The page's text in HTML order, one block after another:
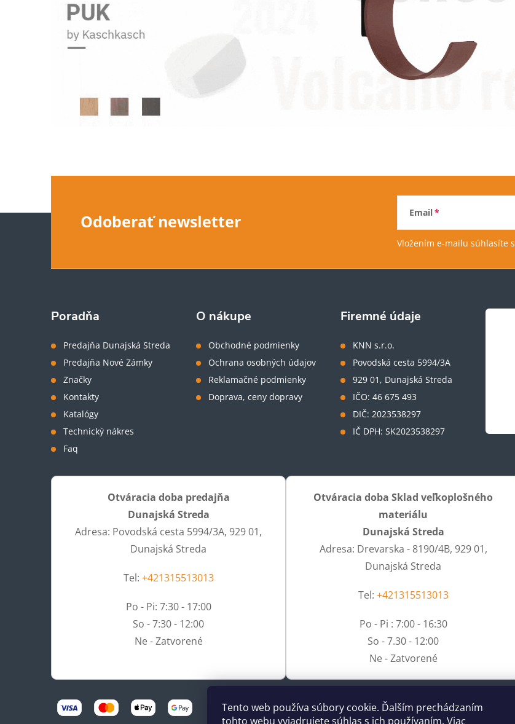
Tento web používa súbory cookie. Ďalším prechádzaním
tohto webu vyjadrujete súhlas s ich používaním. Viac
Odoberať newsletter Email
Vložením e-mailu súhlasíte s
Poradňa
Predajňa Dunajská Streda
Predajňa Nové Zámky
Značky
Kontakty
Katalógy
Technický nákres
Faq
O nákupe
Obchodné podmienky
Ochrana osobných údajov
Reklamačné podmienky
Doprava, ceny dopravy
Firemné údaje
KNN s.r.o.
Povodská cesta 5994/3A
929 01, Dunajská Streda
IČO: 46 675 493
DIČ: 2023538297
IČ DPH: SK2023538297
Otváracia doba predajňa
Dunajská Streda
Adresa: Povodská cesta 5994/3A, 929 01,
Dunajská Streda
Tel: +421315513013
Po - Pi: 7:30 - 17:00
So - 7:30 - 12:00
Ne - Zatvorené
Otváracia doba Sklad veľkoplošného
materiálu
Dunajská Streda
Adresa: Drevarska - 8190/4B, 929 01,
Dunajská Streda
Tel: +421315513013
Po - Pi : 7:00 - 16:30
So - 7.30 - 12:00
Ne - Zatvorené